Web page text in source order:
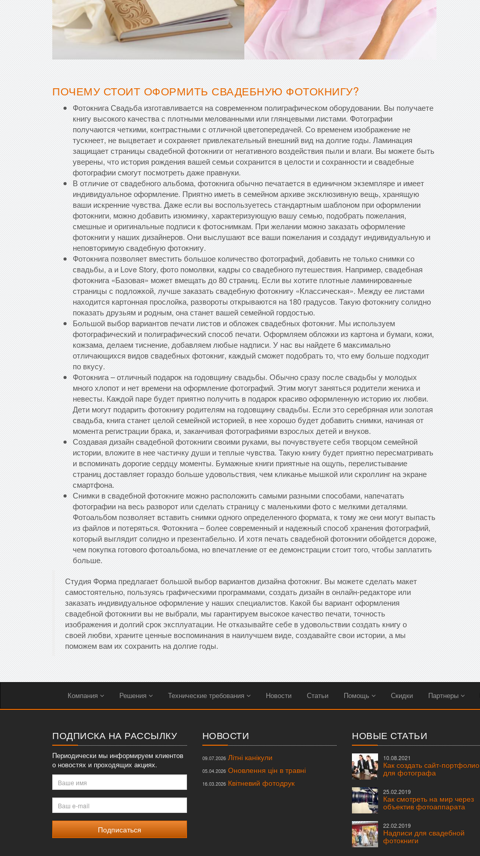
ПОЧЕМУ СТОИТ ОФОРМИТЬ СВАДЕБНУЮ ФОТОКНИГУ?
Фотокнига Свадьба изготавливается на современном полиграфическом оборудовании. Вы получаете
книгу высокого качества с плотными мелованными или глянцевыми листами. Фотографии
получаются четкими, контрастными с отличной цветопередачей. Со временем изображение не
тускнеет, не выцветает и сохраняет привлекательный внешний вид на долгие годы. Ламинация
защищает страницы свадебной фотокниги от негативного воздействия пыли и влаги. Вы можете быть
уверены, что история рождения вашей семьи сохранится в целости и сохранности и свадебные
фотографии смогут посмотреть даже правнуки.
В отличие от свадебного альбома, фотокнига обычно печатается в единичном экземпляре и имеет
индивидуальное оформление. Приятно иметь в семейном архиве эксклюзивную вещь, хранящую
ваши искренние чувства. Даже если вы воспользуетесь стандартным шаблоном при оформлении
фотокниги, можно добавить изюминку, характеризующую вашу семью, подобрать пожелания,
смешные и оригинальные подписи к фотоснимкам. При желании можно заказать оформление
фотокниги у наших дизайнеров. Они выслушают все ваши пожелания и создадут индивидуальную и
неповторимую свадебную фотокнигу.
Фотокнига позволяет вместить большое количество фотографий, добавить не только снимки со
свадьбы, а и Love Story, фото помолвки, кадры со свадебного путешествия. Например, свадебная
фотокнига «Базовая» может вмещать до 80 страниц. Если вы хотите плотные ламинированные
страницы с подложкой, лучше заказать свадебную фотокнигу «Классическая». Между ее листами
находится картонная прослойка, развороты открываются на 180 градусов. Такую фотокнигу солидно
показать друзьям и родным, она станет вашей семейной гордостью.
Большой выбор вариантов печати листов и обложек свадебных фотокниг. Мы используем
фотографический и полиграфический способ печати. Оформляем обложки из картона и бумаги, кожи,
кожзама, делаем тиснение, добавляем любые надписи. У нас вы найдете 6 максимально
отличающихся видов свадебных фотокниг, каждый сможет подобрать то, что ему больше подходит
по вкусу.
Фотокнига – отличный подарок на годовщину свадьбы. Обычно сразу после свадьбы у молодых
много хлопот и нет времени на оформление фотографий. Этим могут заняться родители жениха и
невесты. Каждой паре будет приятно получить в подарок красиво оформленную историю их любви.
Дети могут подарить фотокнигу родителям на годовщину свадьбы. Если это серебряная или золотая
свадьба, книга станет целой семейной историей, в нее хорошо будет добавить снимки, начиная от
момента регистрации брака, и, заканчивая фотографиями взрослых детей и внуков.
Создавая дизайн свадебной фотокниги своими руками, вы почувствуете себя творцом семейной
истории, вложите в нее частичку души и теплые чувства. Такую книгу будет приятно пересматривать
и вспоминать дорогие сердцу моменты. Бумажные книги приятные на ощупь, перелистывание
страниц доставляет гораздо больше удовольствия, чем кликанье мышкой или скроллинг на экране
смартфона.
Снимки в свадебной фотокниге можно расположить самыми разными способами, напечатать
фотографии на весь разворот или сделать страницу с маленькими фото с мелкими деталями.
Фотоальбом позволяет вставить снимки одного определенного формата, к тому же они могут выпасть
из файлов и потеряться. Фотокнига – более современный и надежный способ хранения фотографий,
который выглядит солидно и презентабельно. И хотя печать свадебной фотокниги обойдется дороже,
чем покупка готового фотоальбома, но впечатление от ее демонстрации стоит того, чтобы заплатить
больше.
Студия Форма предлагает большой выбор вариантов дизайна фотокниг. Вы можете сделать макет
самостоятельно, пользуясь графическими программами, создать дизайн в онлайн-редакторе или
заказать индивидуальное оформление у наших специалистов. Какой бы вариант оформления
свадебной фотокниги вы не выбрали, мы гарантируем высокое качество печати, точность
изображения и долгий срок эксплуатации. Не отказывайте себе в удовольствии создать книгу о
своей любви, храните ценные воспоминания в наилучшем виде, создавайте свои истории, а мы
поможем вам их сохранить на долгие годы.
Компания Решения Технические требования Новости Статьи Помощь Скидки Партнеры
ПОДПИСКА НА РАССЫЛКУ
Периодически мы информируем клиентов
о новостях и проходящих акциях.
Ваше
имя
Ваш
e-
mail
НОВОСТИ
09.07.2026Літні канікули
05.04.2026Оновлення цін в травні
16.03.2026Квітневий фотодрук
НОВЫЕ СТАТЬИ
10.08.2021
Как создать сайт-портфолио
для фотографа
25.02.2019
Как смотреть на мир через
объектив фотоаппарата
22.02.2019
Надписи для свадебной
фотокниги